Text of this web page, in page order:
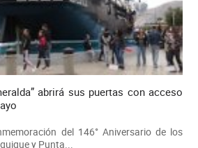
abrirá sus puertas con acceso
del 146° Aniversario de los
y Punta...